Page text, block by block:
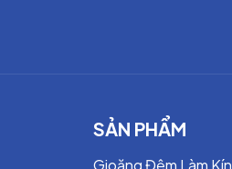
SẢN PHẨM
Gioăng Đệm Làm Kín